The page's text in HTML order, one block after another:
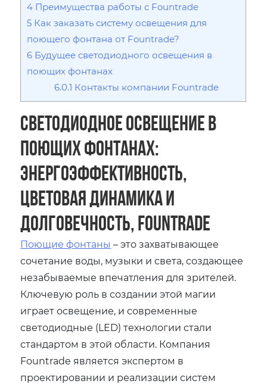
4 Преимущества работы с Fountrade
5 Как заказать систему освещения для
поющего фонтана от Fountrade?
6 Будущее светодиодного освещения в
поющих фонтанах
6.0.1 Контакты компании Fountrade
Светодиодное освещение в
поющих фонтанах:
энергоэффективность,
цветовая динамика и
долговечность, Fountrade
Поющие фонтаны – это захватывающее
сочетание воды, музыки и света, создающее
незабываемые впечатления для зрителей.
Ключевую роль в создании этой магии
играет освещение, и современные
светодиодные (LED) технологии стали
стандартом в этой области. Компания
Fountrade является экспертом в
проектировании и реализации систем